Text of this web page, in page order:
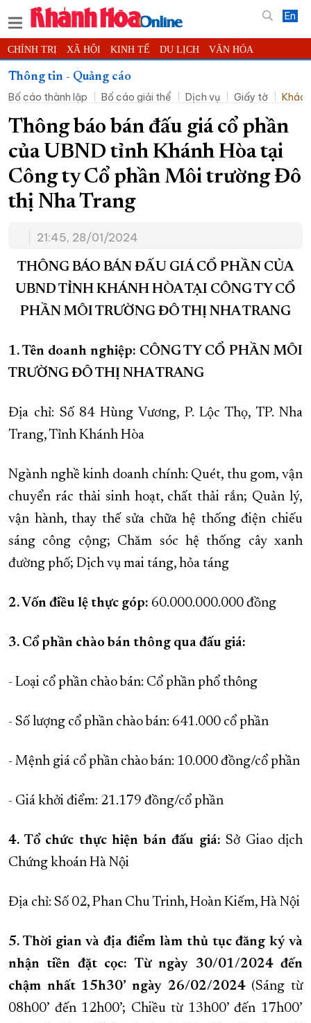
En
CHÍNH TRỊ XÃ HỘI KINH TẾ DU LỊCH VĂN HÓA
THỂ THAO ĐỜI SỐNG TIN ĐỊA PHƯƠNG
KHOA HỌC - CÔNG NGHỆ PHÁP LUẬT BẠN ĐỌC PHÓNG SỰ
THẾ GIỚI MULTIMEDIA VIDEO ĐỌC BÁO ONLINE
PODCAST THÔNG TIN - QUẢNG CÁO
QUY HOẠCH TỈNH KHÁNH HÒA
TRƯỜNG SA BIỂN ĐẢO QUÊ HƯƠNG
CHUNG TAY CẢI CÁCH HÀNH CHÍNH
XÂY DỰNG NÔNG THÔN MỚI
TÀU - XE - MÁY BAY
KỶ NIỆM 370 NĂM XÂY DỰNG VÀ PHÁT TRIỂN TỈNH KHÁNH HÒA
KHOẢNH KHẮC ĐẸP XỨ TRẦM
ĐẠI HỘI ĐẢNG CÁC CẤP TRANG CHỦ VỀ BÁO KHÁNH HÒA
Thông tin - Quảng cáo
Bố cáo thành lập
Bố cáo giải thể Dịch vụ Giấy tờ Khác
Thông báo bán đấu giá cổ phần
của UBND tỉnh Khánh Hòa tại
Công ty Cổ phần Môi trường Đô
thị Nha Trang
21:45, 28/01/2024
THÔNG BÁO BÁN ĐẤU GIÁ CỔ PHẦN CỦA
UBND TỈNH KHÁNH HÒA TẠI CÔNG TY CỔ
PHẦN MÔI TRƯỜNG ĐÔ THỊ NHA TRANG
1. Tên doanh nghiệp: CÔNG TY CỔ PHẦN MÔI
TRƯỜNG ĐÔ THỊ NHA TRANG
Địa chỉ: Số 84 Hùng Vương, P. Lộc Thọ, TP. Nha
Trang, Tỉnh Khánh Hòa
Ngành nghề kinh doanh chính: Quét, thu gom, vận
chuyển rác thải sinh hoạt, chất thải rắn; Quản lý,
vận hành, thay thế sửa chữa hệ thống điện chiếu
sáng công cộng; Chăm sóc hệ thống cây xanh
đường phố; Dịch vụ mai táng, hỏa táng
2. Vốn điều lệ thực góp: 60.000.000.000 đồng
3. Cổ phần chào bán thông qua đấu giá:
- Loại cổ phần chào bán: Cổ phần phổ thông
- Số lượng cổ phần chào bán: 641.000 cổ phần
- Mệnh giá cổ phần chào bán: 10.000 đồng/cổ phần
- Giá khởi điểm: 21.179 đồng/cổ phần
4. Tổ chức thực hiện bán đấu giá: Sở Giao dịch
Chứng khoán Hà Nội
Địa chỉ: Số 02, Phan Chu Trinh, Hoàn Kiếm, Hà Nội
5. Thời gian và địa điểm làm thủ tục đăng ký và
nhận tiền đặt cọc: Từ ngày 30/01/2024 đến
chậm nhất 15h30’ ngày 26/02/2024(Sáng từ
08h00’ đến 12h00’; Chiều từ 13h00’ đến 17h00’